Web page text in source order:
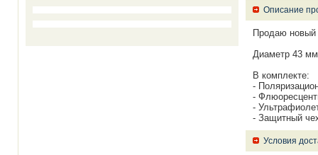
Описание
Продаю новый
Диаметр 43
В комплекте:
-
-
-
- Защитный
Условия